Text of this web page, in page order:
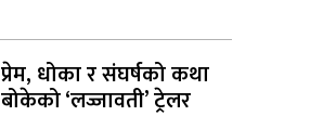
प्रेम, धोका र संघर्षको कथा
बोकेको ‘लज्जावती’ ट्रेलर